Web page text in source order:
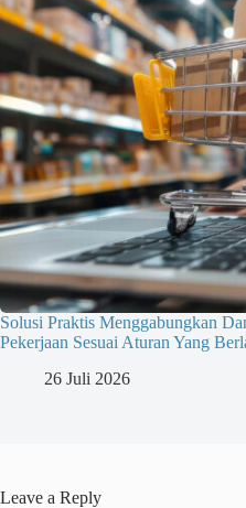
Solusi Praktis Menggabungkan
Pekerjaan Sesuai Aturan Yang
26 Juli 2026
Leave a Reply